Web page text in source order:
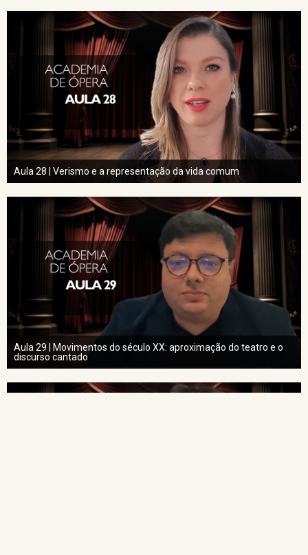
Aula 28 | Verismo e a representação da vida comum
Aula 29 | Movimentos do século XX: aproximação do teatro e o
discurso cantado